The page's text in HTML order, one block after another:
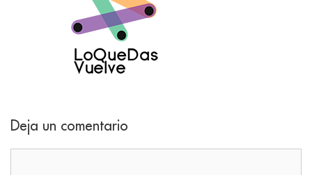
Deja un comentario